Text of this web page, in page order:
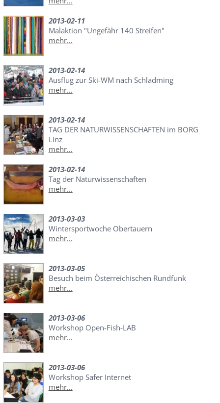
2013-02-11
Malaktion "Ungefähr 140 Streifen"
mehr...
2013-02-14
Ausflug zur Ski-WM nach Schladming
mehr...
2013-02-14
TAG DER NATURWISSENSCHAFTEN im BORG
Linz
mehr...
2013-02-14
Tag der Naturwissenschaften
mehr...
2013-03-03
Wintersportwoche Obertauern
mehr...
2013-03-05
Besuch beim Österreichischen Rundfunk
mehr...
2013-03-06
Workshop Open-Fish-LAB
mehr...
2013-03-06
Workshop Safer Internet
mehr...